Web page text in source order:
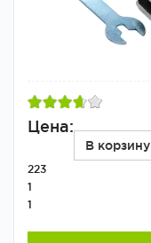
Цена:
В корзину
223
1
1